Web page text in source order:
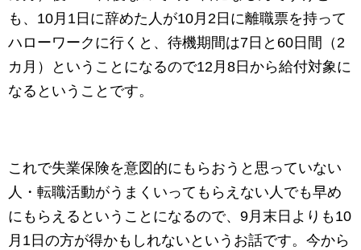
も、10月1日に辞めた人が10月2日に離職票を持って
ハローワークに行くと、待機期間は7日と60日間（2
カ月）ということになるので12月8日から給付対象に
なるということです。
これで失業保険を意図的にもらおうと思っていない
人・転職活動がうまくいってもらえない人でも早め
にもらえるということになるので、9月末日よりも10
月1日の方が得かもしれないというお話です。今から